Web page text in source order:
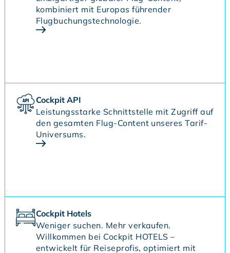
kombiniert mit Europas führender
Flugbuchungstechnologie.
Cockpit API
Leistungsstarke Schnittstelle mit Zugriff auf
den gesamten Flug-Content unseres Tarif-
Universums.
Cockpit Hotels
Weniger suchen. Mehr verkaufen.
Willkommen bei Cockpit HOTELS –
entwickelt für Reiseprofis, optimiert mit